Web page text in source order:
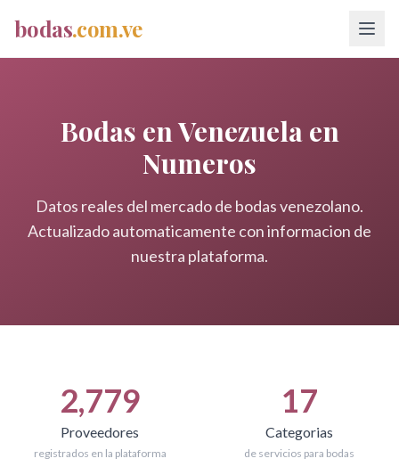
bodas.com.ve
Bodas en Venezuela en
Numeros
Datos reales del mercado de bodas venezolano.
Actualizado automaticamente con informacion de
nuestra plataforma.
2,779
Proveedores
registrados en la plataforma
17
Categorias
de servicios para bodas